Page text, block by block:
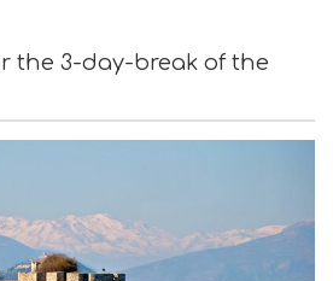
the 3-day-break of the